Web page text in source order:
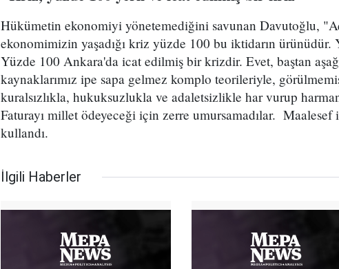
Hükümetin ekonomiyi yönetemediğini savunan Davutoğlu,
ekonomimizin yaşadığı kriz yüzde 100 bu iktidarın
Yüzde 100 Ankara'da icat edilmiş bir krizdir. Evet, baştan
kaynaklarımız ipe sapa gelmez komplo teorileriyle,
kuralsızlıkla, hukuksuzlukla ve adaletsizlikle har vurup
Faturayı millet ödeyeceği için zerre umursamadılar.
kullandı.
İlgili Haberler